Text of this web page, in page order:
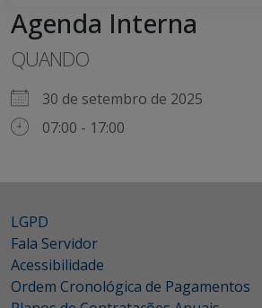
Agenda Interna
QUANDO
30 de setembro de 2025
07:00 - 17:00
LGPD
Fala Servidor
Acessibilidade
Ordem Cronológica de Pagamentos